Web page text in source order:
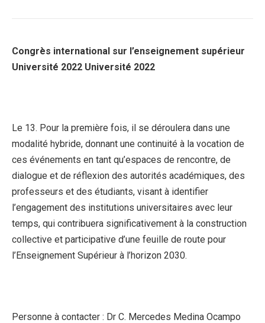
Congrès international sur l’enseignement supérieur
Université 2022 Université 2022
Le 13. Pour la première fois, il se déroulera dans une
modalité hybride, donnant une continuité à la vocation de
ces événements en tant qu’espaces de rencontre, de
dialogue et de réflexion des autorités académiques, des
professeurs et des étudiants, visant à identifier
l’engagement des institutions universitaires avec leur
temps, qui contribuera significativement à la construction
collective et participative d’une feuille de route pour
l’Enseignement Supérieur à l’horizon 2030.
Personne à contacter : Dr C. Mercedes Medina Ocampo